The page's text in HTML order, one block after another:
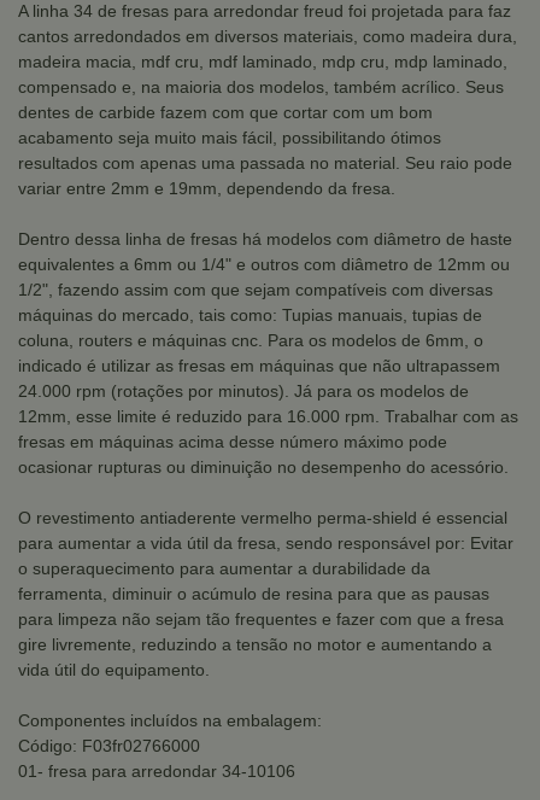
A linha 34 de fresas para arredondar freud foi projetada para faz
cantos arredondados em diversos materiais, como madeira dura,
madeira macia, mdf cru, mdf laminado, mdp cru, mdp laminado,
compensado e, na maioria dos modelos, também acrílico. Seus
dentes de carbide fazem com que cortar com um bom
acabamento seja muito mais fácil, possibilitando ótimos
resultados com apenas uma passada no material. Seu raio pode
variar entre 2mm e 19mm, dependendo da fresa.
Dentro dessa linha de fresas há modelos com diâmetro de haste
equivalentes a 6mm ou 1/4" e outros com diâmetro de 12mm ou
1/2", fazendo assim com que sejam compatíveis com diversas
máquinas do mercado, tais como: Tupias manuais, tupias de
coluna, routers e máquinas cnc. Para os modelos de 6mm, o
indicado é utilizar as fresas em máquinas que não ultrapassem
24.000 rpm (rotações por minutos). Já para os modelos de
12mm, esse limite é reduzido para 16.000 rpm. Trabalhar com as
fresas em máquinas acima desse número máximo pode
ocasionar rupturas ou diminuição no desempenho do acessório.
O revestimento antiaderente vermelho perma-shield é essencial
para aumentar a vida útil da fresa, sendo responsável por: Evitar
o superaquecimento para aumentar a durabilidade da
ferramenta, diminuir o acúmulo de resina para que as pausas
para limpeza não sejam tão frequentes e fazer com que a fresa
gire livremente, reduzindo a tensão no motor e aumentando a
vida útil do equipamento.
Componentes incluídos na embalagem:
Código: F03fr02766000
01- fresa para arredondar 34-10106